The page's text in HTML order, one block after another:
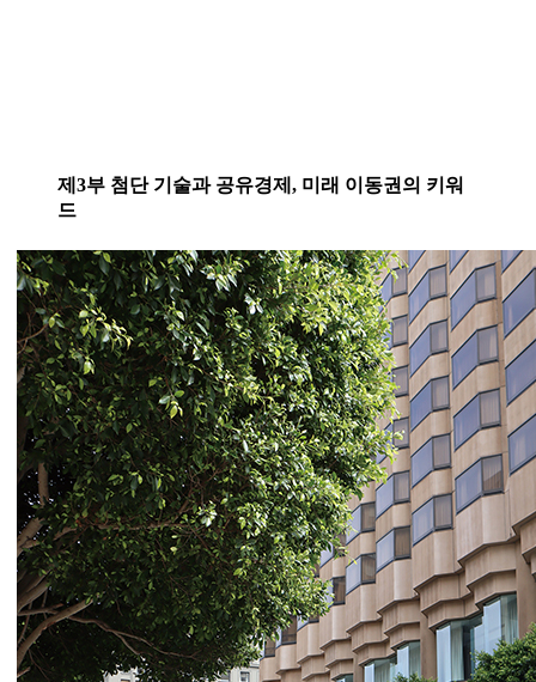
제3부 첨단 기술과 공유경제, 미래 이동권의 키워
드